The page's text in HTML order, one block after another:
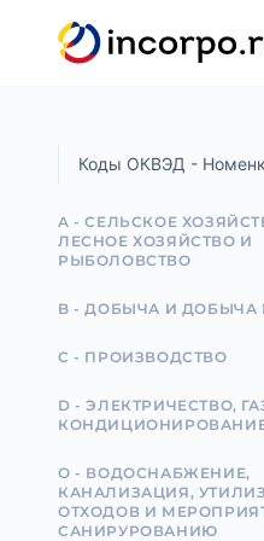
контенту
Коды ОКВЭД -
A - СЕЛЬСКОЕ
ЛЕСНОЕ ХОЗЯЙСТВО И
РЫБОЛОВСТВО
B - ДОБЫЧА И ДОБЫЧА
C - ПРОИЗВОДСТВО
D - ЭЛЕКТРИЧЕСТВО,
О - ВОДОСНАБЖЕНИЕ,
КАНАЛИЗАЦИЯ,
ОТХОДОВ И
САНИРУРОВАНИЮ